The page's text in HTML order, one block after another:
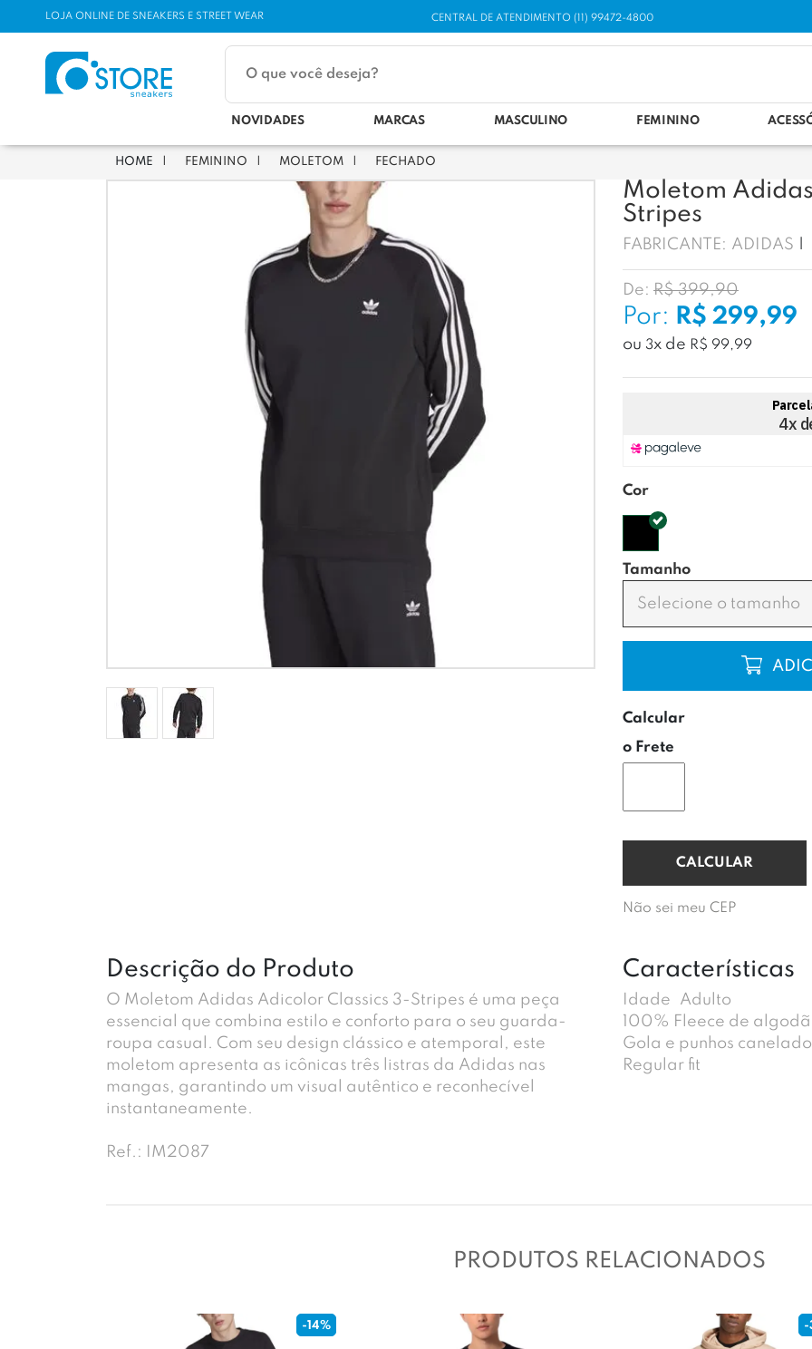
LOJA ONLINE DE SNEAKERS E STREET WEAR CENTRAL DE ATENDIMENTO (11) 99472-4800
NOVIDADES MARCAS MASCULINO FEMININO
FEMININO MOLETOM FECHADO
Moletom
Stripes
FABRICANTE: ADIDAS
De: R$ 399,90
Por: R$ 299,99
ou 3x de R$ 99,99
Cor
Tamanho
Selecione o tamanho
Calcular
o Frete
Não sei meu CEP
Características
Idade
Adulto
100% Fleece de
Gola e punhos
Regular fit
Descrição do Produto
O Moletom Adidas Adicolor Classics 3-Stripes é uma peça
essencial que combina estilo e conforto para o seu guarda-
roupa casual. Com seu design clássico e atemporal, este
moletom apresenta as icônicas três listras da Adidas nas
mangas, garantindo um visual autêntico e reconhecível
instantaneamente.
Ref.: IM2087
PRODUTOS RELACIONADOS
-14% -